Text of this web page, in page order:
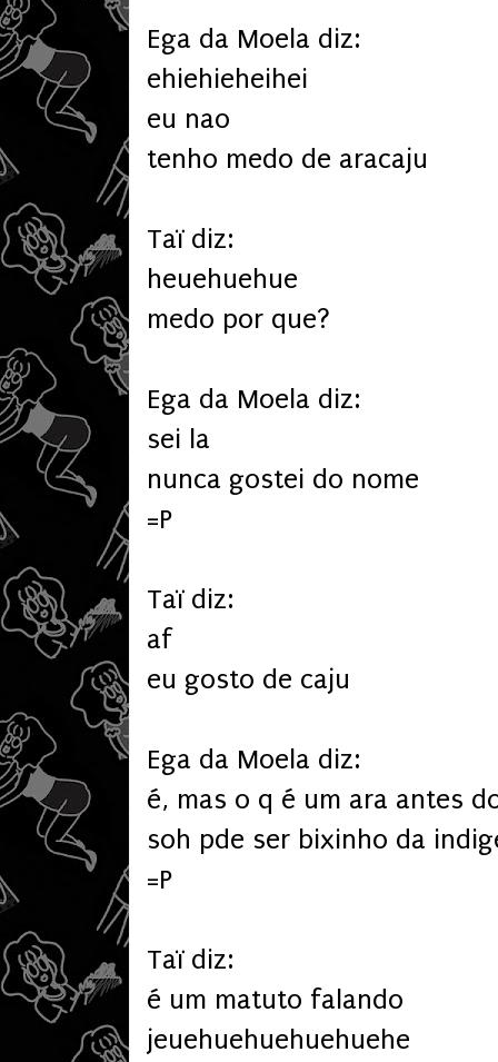
Ega da Moela diz:
ehiehieheihei
eu nao
tenho medo de aracaju
Taï diz:
heuehuehue
medo por que?
Ega da Moela diz:
sei la
nunca gostei do nome
=P
Taï diz:
af
eu gosto de caju
Ega da Moela diz:
é, mas o q é um ara antes
soh pde ser bixinho da
=P
Taï diz:
é um matuto falando
jeuehuehuehuehuehe